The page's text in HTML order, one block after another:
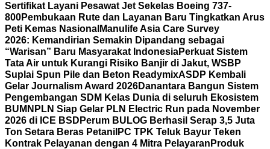
Sertifikat Layani Pesawat Jet Sekelas Boeing 737-
800Pembukaan Rute dan Layanan Baru Tingkatkan Arus
Peti Kemas Nasional Manulife Asia Care Survey
2026: Kemandirian Semakin Dipandang sebagai
“Warisan” Baru Masyarakat IndonesiaPerkuat Sistem
Tata Air untuk Kurangi Risiko Banjir di Jakut, WSBP
Suplai Spun Pile dan Beton ReadymixASDP Kembali
Gelar Journalism Award 2026Danantara Bangun Sistem
Pengembangan SDM Kelas Dunia di seluruh Ekosistem
BUMN PLN Siap Gelar PLN Electric Run pada November
2026 di ICE BSD Perum BULOG Berhasil Serap 3,5 Juta
Ton Setara Beras Petani IPC TPK Teluk Bayur Teken
Kontrak Pelayanan dengan 4 Mitra Pelayaran Produk